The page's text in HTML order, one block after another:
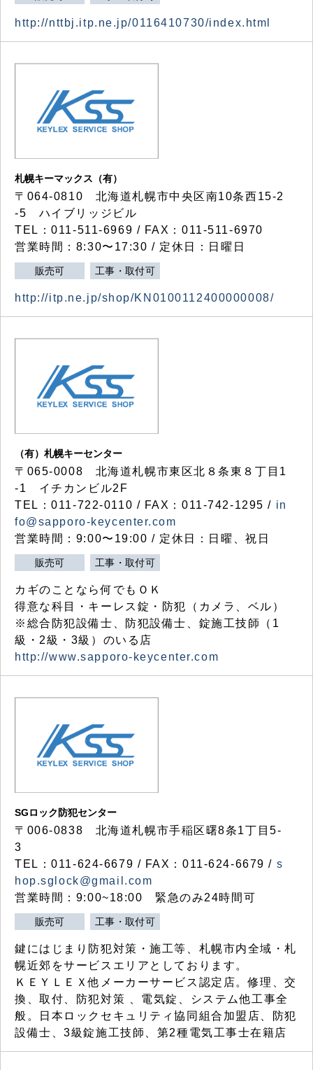
http://nttbj.itp.ne.jp/0116410730/index.html
札幌キーマックス（有）
〒064-0810 北海道札幌市中央区南10条西15-2
-5 ハイブリッジビル
TEL：011-511-6969 / FAX：011-511-6970
営業時間：8:30〜17:30 / 定休日：日曜日
販売可 工事・取付可
http://itp.ne.jp/shop/KN0100112400000008/
（有）札幌キーセンター
〒065-0008 北海道札幌市東区北８条東８丁目1
-1 イチカンビル2F
TEL：011-722-0110 / FAX：011-742-1295 / in
fo@sapporo-keycenter.com
営業時間：9:00〜19:00 / 定休日：日曜、祝日
販売可 工事・取付可
カギのことなら何でもＯＫ
得意な科目・キーレス錠・防犯（カメラ、ベル）
※総合防犯設備士、防犯設備士、錠施工技師（1
級・2級・3級）のいる店
http://www.sapporo-keycenter.com
SGロック防犯センター
〒006-0838 北海道札幌市手稲区曙8条1丁目5-
3
TEL：011-624-6679 / FAX：011-624-6679 / s
hop.sglock@gmail.com
営業時間：9:00~18:00 緊急のみ24時間可
販売可 工事・取付可
鍵にはじまり防犯対策・施工等、札幌市内全域・札
幌近郊をサービスエリアとしております。
ＫＥＹＬＥＸ他メーカーサービス認定店。修理、交
換、取付、防犯対策 、電気錠、システム他工事全
般。日本ロックセキュリティ協同組合加盟店、防犯
設備士、3級錠施工技師、第2種電気工事士在籍店